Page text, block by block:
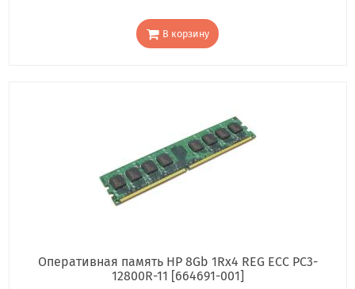
В корзину
Оперативная память HP 8Gb 1Rx4 REG ECC PC3-
12800R-11 [664691-001]